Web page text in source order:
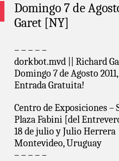
Domingo 7 de
Garet [NY]
– – – – –
dorkbot.mvd || Richard
Domingo 7 de Agosto
Entrada Gratuita!
Centro de Exposiciones –
Plaza Fabini [del
18 de julio y Julio Herrera
Montevideo, Uruguay
– – – – –